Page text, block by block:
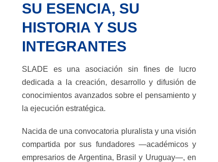
SU ESENCIA, SU
HISTORIA Y SUS
INTEGRANTES
SLADE es una asociación sin fines de lucro
dedicada a la creación, desarrollo y difusión de
conocimientos avanzados sobre el pensamiento y
la ejecución estratégica.
Nacida de una convocatoria pluralista y una visión
compartida por sus fundadores —académicos y
empresarios de Argentina, Brasil y Uruguay—, en